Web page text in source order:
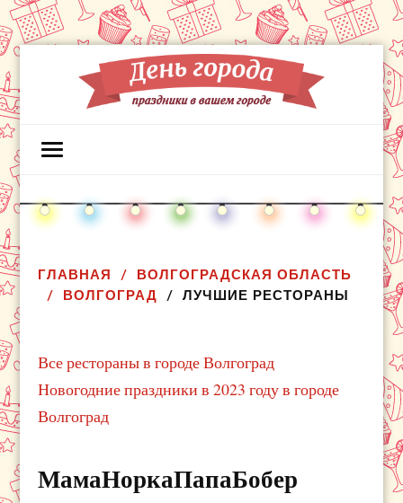
ГЛАВНАЯ
ВОЛГОГРАДСКАЯ ОБЛАСТЬ
ВОЛГОГРАД
ЛУЧШИЕ РЕСТОРАНЫ
Все рестораны в городе Волгоград
Новогодние праздники в 2023 году в городе
Волгоград
МамаНоркаПапаБобер